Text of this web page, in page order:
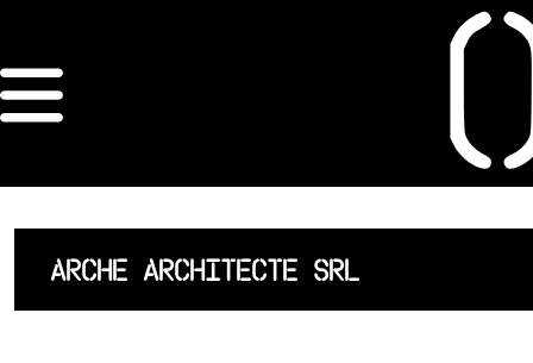
ORDRE DES
ARCHITECTES
ACCUEIL
LISTE DES
ARCHE ARCHITECTE SRL